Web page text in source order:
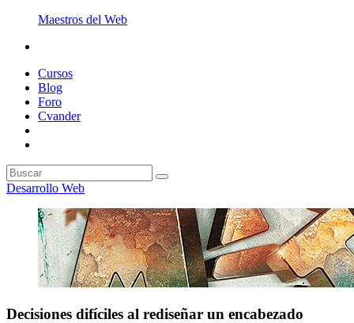
Maestros del Web
Cursos
Blog
Foro
Cvander
Desarrollo Web
Decisiones difíciles al rediseñar un encabezado